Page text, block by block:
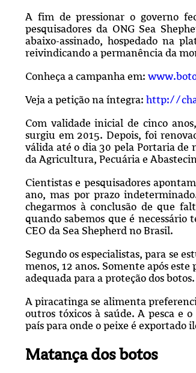
A fim de pressionar o governo
pesquisadores da ONG Sea
abaixo-assinado, hospedado na
reivindicando a permanência da
Conheça a campanha em:
Veja a petição na íntegra: http://
Com validade inicial de cinco
surgiu em 2015. Depois, foi
válida até o dia 30 pela Portaria
da Agricultura, Pecuária e
Cientistas e pesquisadores
ano, mas por prazo
chegarmos à conclusão de que
quando sabemos que é necessário
CEO da Sea Shepherd no Brasil.
Segundo os especialistas, para se
menos, 12 anos. Somente após
adequada para a proteção dos botos.
A piracatinga se alimenta
outros tóxicos à saúde. A pesca e
país para onde o peixe é exportado
Matança dos botos